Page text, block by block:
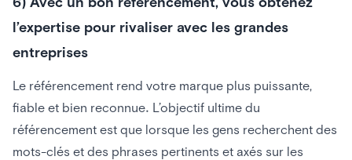
l’expertise pour rivaliser avec les grandes
entreprises
Le référencement rend votre marque plus puissante,
fiable et bien reconnue. L’objectif ultime du
référencement est que lorsque les gens recherchent des
mots-clés et des phrases pertinents et axés sur les